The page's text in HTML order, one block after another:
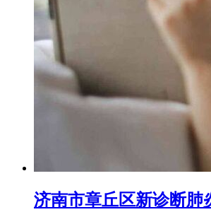
济南市章丘区新诊断肺